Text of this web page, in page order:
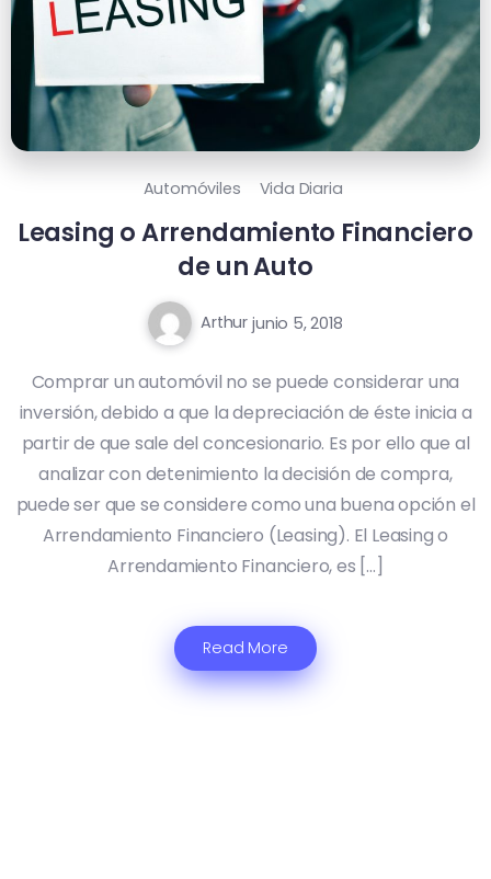
Automóviles Vida Diaria
Leasing o Arrendamiento Financiero
de un Auto
Arthur junio 5, 2018
Comprar un automóvil no se puede considerar una
inversión, debido a que la depreciación de éste inicia a
partir de que sale del concesionario. Es por ello que al
analizar con detenimiento la decisión de compra,
puede ser que se considere como una buena opción el
Arrendamiento Financiero (Leasing). El Leasing o
Arrendamiento Financiero, es […]
Read More